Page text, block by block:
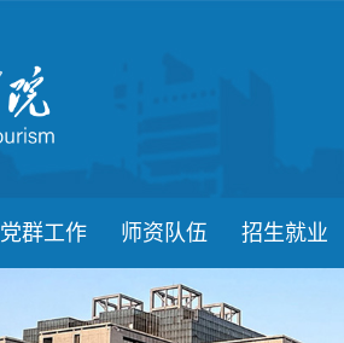
党群工作 师资队伍 招生就业